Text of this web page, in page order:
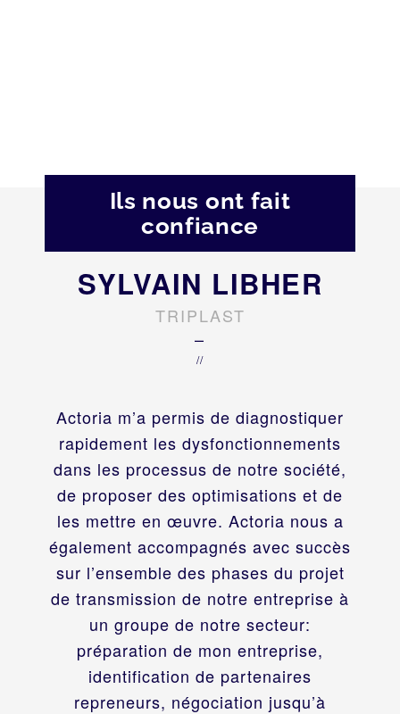
Ils nous ont fait
confiance
Actoria m’a permis de diagnostiquer
rapidement les dysfonctionnements
dans les processus de notre société,
de proposer des optimisations et de
les mettre en œuvre. Actoria nous a
également accompagnés avec succès
sur l’ensemble des phases du projet
de transmission de notre entreprise à
un groupe de notre secteur:
préparation de mon entreprise,
identification de partenaires
repreneurs, négociation jusqu’à
SYLVAIN LIBHER
TRIPLAST
–
//